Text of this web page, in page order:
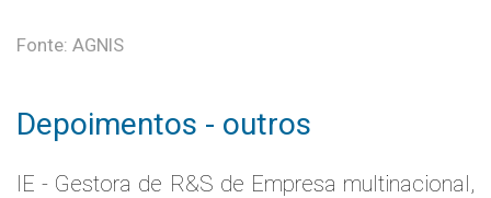
Fonte: AGNIS
Depoimentos - outros
IE - Gestora de R&S de Empresa multinacional,